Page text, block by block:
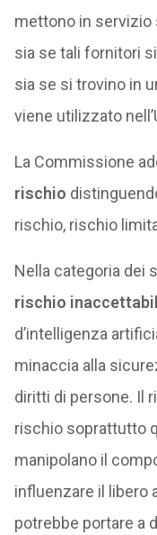
mettono in servizio
sia se tali fornitori
sia se si trovino in
viene utilizzato
La Commissione
rischio
rischio, rischio
Nella categoria dei
rischio
d’intelligenza
minaccia alla
diritti di persone. Il
rischio soprattutto
manipolano il
influenzare il libero
potrebbe portare a